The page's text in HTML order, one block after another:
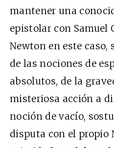
mantener una
epistolar con Samuel
Newton en este caso,
de las nociones de
absolutos, de la
misteriosa acción a
noción de vacío,
disputa con el propio